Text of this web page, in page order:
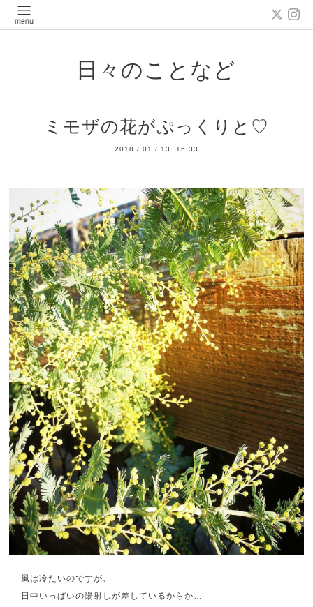
日々のことなど
ミモザの花がぷっくりと♡
2018 / 01 / 13 16:33
風は冷たいのですが、
日中いっぱいの陽射しが差しているからか…